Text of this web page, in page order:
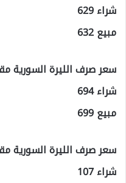
شراء 629
مبيع 632
سعر صرف الليرة السورية
شراء 694
مبيع 699
سعر صرف الليرة السورية
شراء 107